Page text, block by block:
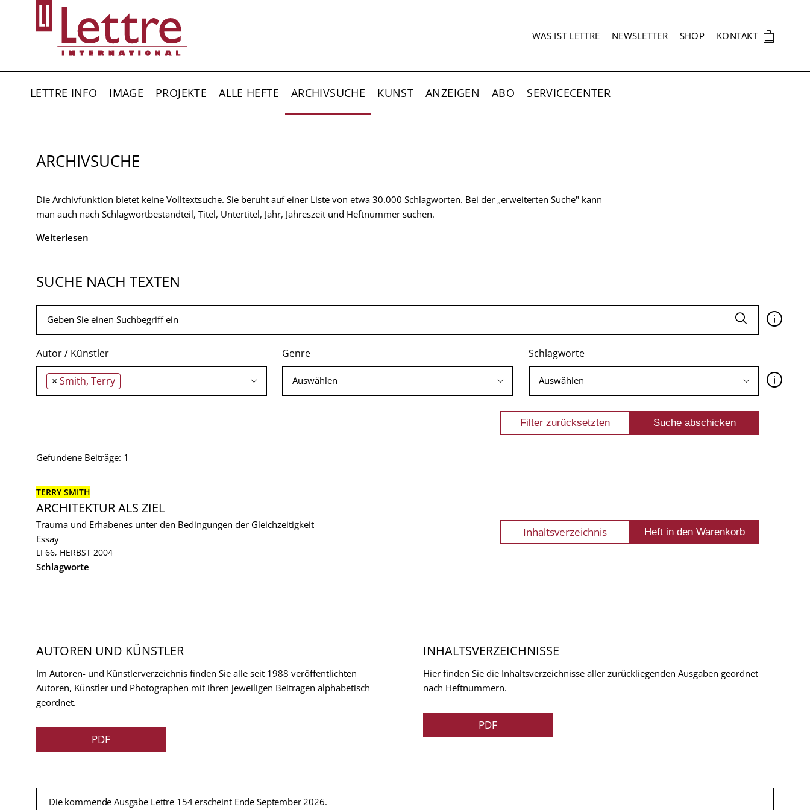
SEKUNDÄRNAVIGATION
WAS IST LETTRE NEWSLETTER SHOP KONTAKT 🛍
LETTRE INFO IMAGE PROJEKTE ALLE HEFTE ARCHIVSUCHE KUNST ANZEIGEN ABO SERVICECENTER
ARCHIVSUCHE
Die Archivfunktion bietet keine Volltextsuche. Sie beruht auf einer Liste von etwa 30.000 Schlagworten. Bei der „erweiterten Suche" kann
man auch nach Schlagwortbestandteil, Titel, Untertitel, Jahr, Jahreszeit und Heftnummer suchen.
Weiterlesen
SUCHE NACH TEXTEN
🛈
Autor / Künstler
× Smith, Terry
Genre Schlagworte
🛈
Gefundene Beiträge: 1
TERRY SMITH
ARCHITEKTUR ALS ZIEL
Trauma und Erhabenes unter den Bedingungen der Gleichzeitigkeit
Essay
LI 66, HERBST 2004
Schlagworte
Inhaltsverzeichnis
AUTOREN UND KÜNSTLER
Im Autoren- und Künstlerverzeichnis finden Sie alle seit 1988 veröffentlichten
Autoren, Künstler und Photographen mit ihren jeweiligen Beitragen alphabetisch
geordnet.
PDF
INHALTSVERZEICHNISSE
Hier finden Sie die Inhaltsverzeichnisse aller zurückliegenden Ausgaben geordnet
nach Heftnummern.
PDF
Die kommende Ausgabe Lettre 154 erscheint Ende September 2026.